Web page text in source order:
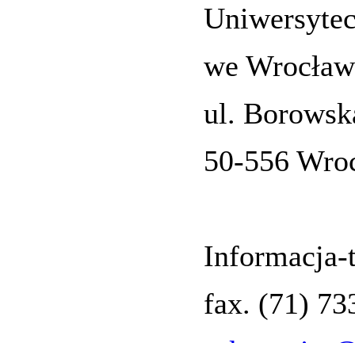
we
ul.
50-556
Informacja-
fax. (71)